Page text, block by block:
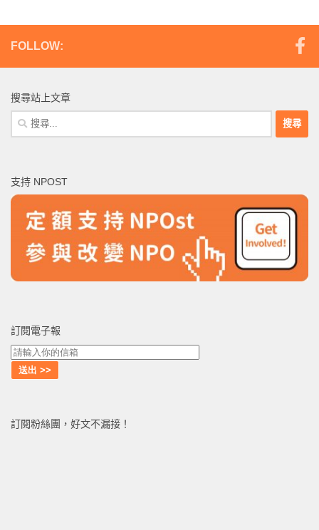
FOLLOW:
搜尋站上文章
搜
尋
字:
支持 NPOST
訂閱電子報
訂閱粉絲團，好文不漏接！